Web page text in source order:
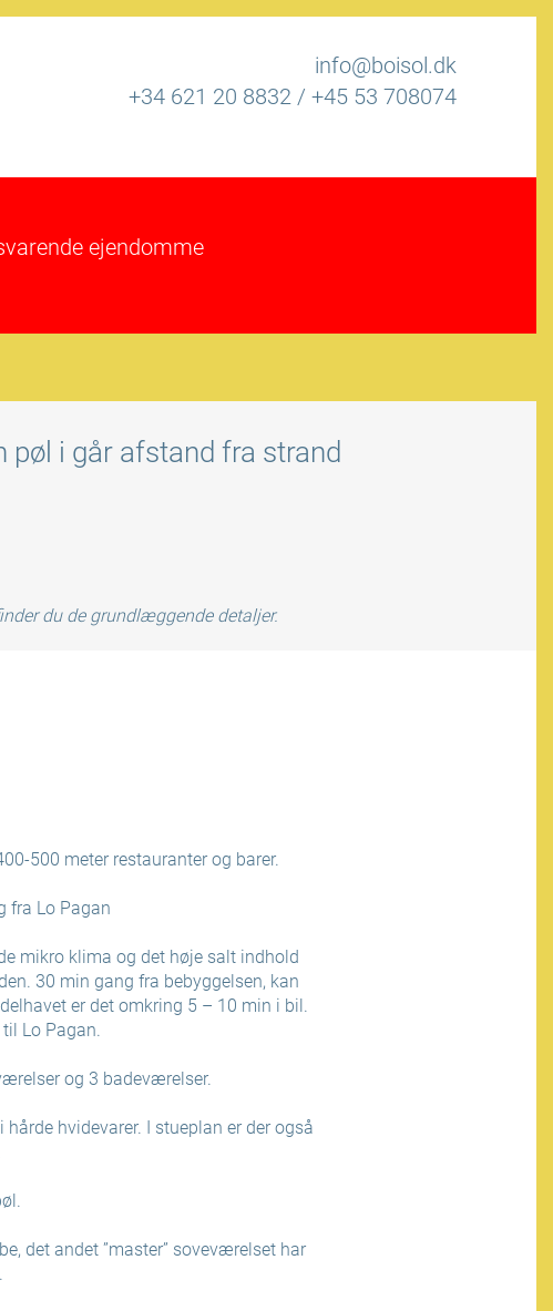
info@boisol.dk
+34 621 20 8832 / +45 53 708074
ejendomme
i går afstand fra strand
du de grundlæggende detaljer.
500 meter restauranter og barer.
fra Lo Pagan
mikro klima og det høje salt indhold
30 min gang fra bebyggelsen, kan
er det omkring 5 – 10 min i bil.
Lo Pagan.
og 3 badeværelser.
hvidevarer. I stueplan er der også
det andet ”master” soveværelset har